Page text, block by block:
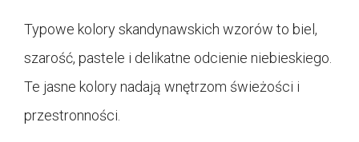
Typowe kolory skandynawskich wzorów to biel,
szarość, pastele i delikatne odcienie niebieskiego.
Te jasne kolory nadają wnętrzom świeżości i
przestronności.